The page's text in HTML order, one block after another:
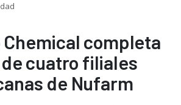
completa
cuatro filiales
de Nufarm